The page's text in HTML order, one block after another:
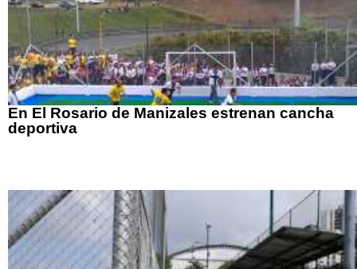
En El Rosario de Manizales estrenan cancha
deportiva